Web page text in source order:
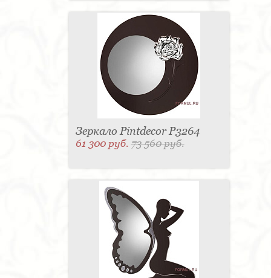
Зеркало Pintdecor P3264
61 300 руб.73 560 руб.